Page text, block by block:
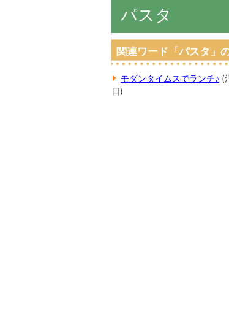
パスタ
関連ワード「パスタ」
モダンタイムスでランチ♪ (
日)